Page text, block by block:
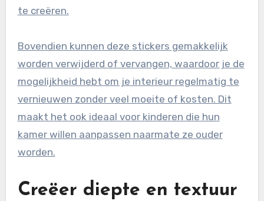
te creëren.
Bovendien kunnen deze stickers gemakkelijk
worden verwijderd of vervangen, waardoor je de
mogelijkheid hebt om je interieur regelmatig te
vernieuwen zonder veel moeite of kosten. Dit
maakt het ook ideaal voor kinderen die hun
kamer willen aanpassen naarmate ze ouder
worden.
Creëer diepte en textuur